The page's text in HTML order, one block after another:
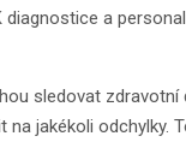
diagnostice a
sledovat zdravotní
na jakékoli odchylky.